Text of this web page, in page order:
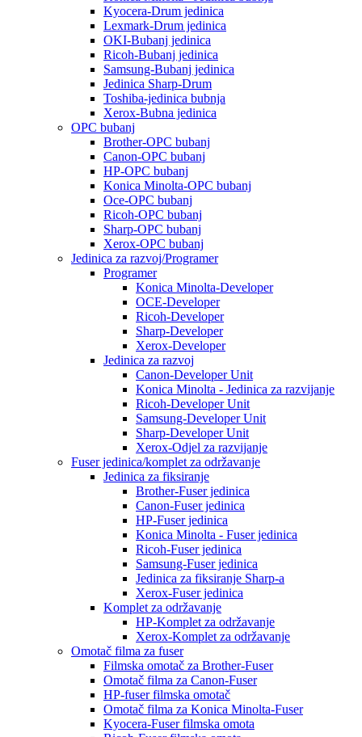
Kyocera-Drum jedinica
Lexmark-Drum jedinica
OKI-Bubanj jedinica
Ricoh-Bubanj jedinica
Samsung-Bubanj jedinica
Jedinica Sharp-Drum
Toshiba-jedinica bubnja
Xerox-Bubna jedinica
OPC bubanj
Brother-OPC bubanj
Canon-OPC bubanj
HP-OPC bubanj
Konica Minolta-OPC bubanj
Oce-OPC bubanj
Ricoh-OPC bubanj
Sharp-OPC bubanj
Xerox-OPC bubanj
Jedinica za razvoj/Programer
Programer
Konica Minolta-Developer
OCE-Developer
Ricoh-Developer
Sharp-Developer
Xerox-Developer
Jedinica za razvoj
Canon-Developer Unit
Konica Minolta - Jedinica za razvijanje
Ricoh-Developer Unit
Samsung-Developer Unit
Sharp-Developer Unit
Xerox-Odjel za razvijanje
Fuser jedinica/komplet za održavanje
Jedinica za fiksiranje
Brother-Fuser jedinica
Canon-Fuser jedinica
HP-Fuser jedinica
Konica Minolta - Fuser jedinica
Ricoh-Fuser jedinica
Samsung-Fuser jedinica
Jedinica za fiksiranje Sharp-a
Xerox-Fuser jedinica
Komplet za održavanje
HP-Komplet za održavanje
Xerox-Komplet za održavanje
Omotač filma za fuser
Filmska omotač za Brother-Fuser
Omotač filma za Canon-Fuser
HP-fuser filmska omotač
Omotač filma za Konica Minolta-Fuser
Kyocera-Fuser filmska omota